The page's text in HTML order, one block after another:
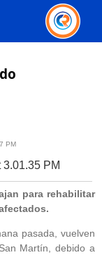
PM
para rehabilitar
pasada, vuelven
Martín, debido a